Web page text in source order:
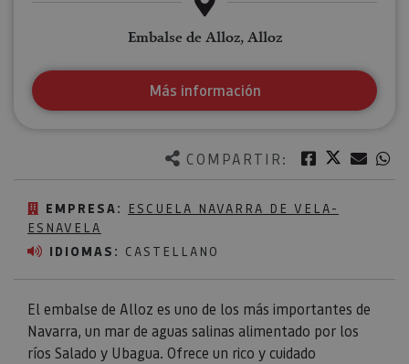
COMPARTIR: Facebook
Twitter
EMPRESA:
ESCUELA NAVARRA DE VELA-
ESNAVELA
IDIOMAS: CASTELLANO
El embalse de Alloz es uno de los más importantes de
Navarra, un mar de aguas salinas alimentado por los
ríos Salado y Ubagua. Ofrece un rico y cuidado
Embalse de Alloz, Alloz
Más información